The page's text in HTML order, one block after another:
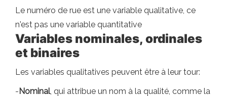
Le numéro de rue est une variable qualitative, ce
n'est pas une variable quantitative
Variables nominales, ordinales
et binaires
Les variables qualitatives peuvent être à leur tour:
-Nominal, qui attribue un nom à la qualité, comme la